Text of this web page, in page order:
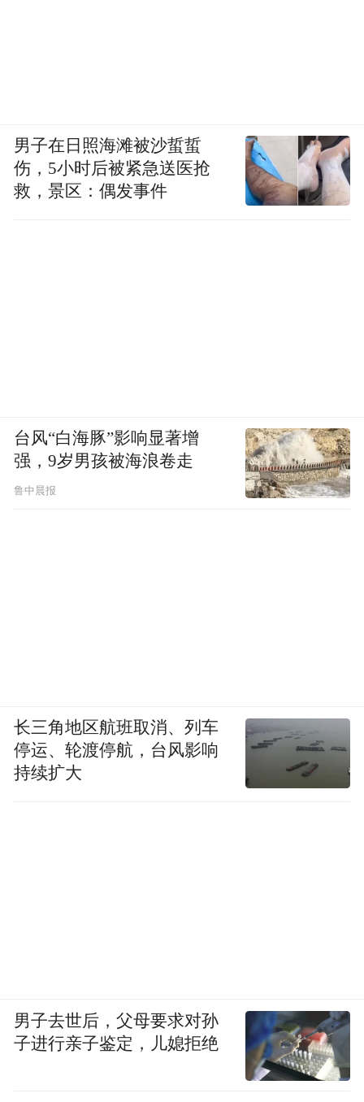
男子在日照海滩被沙蜇蜇
伤，5小时后被紧急送医抢
救，景区：偶发事件
台风“白海豚”影响显著增
强，9岁男孩被海浪卷走
鲁中晨报
长三角地区航班取消、列车
停运、轮渡停航，台风影响
持续扩大
男子去世后，父母要求对孙
子进行亲子鉴定，儿媳拒绝